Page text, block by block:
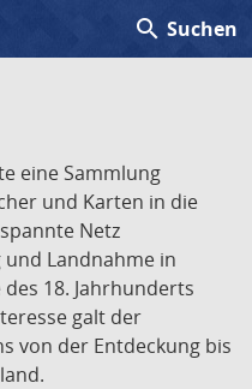
search Suchen
eine Sammlung
und Karten in die
Netz
Landnahme in
18. Jahrhunderts
galt der
von der Entdeckung bis